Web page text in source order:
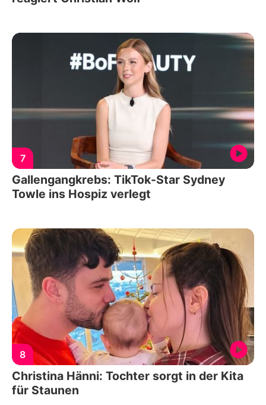
7
Gallengangkrebs: TikTok-Star Sydney
Towle ins Hospiz verlegt
8
Christina Hänni: Tochter sorgt in der Kita
für Staunen